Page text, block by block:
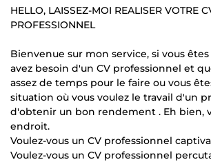
HELLO, LAISSEZ-MOI REALISER VOTRE
PROFESSIONNEL
Bienvenue sur mon service, si vous
avez besoin d'un CV professionnel et
assez de temps pour le faire ou vous
situation où vous voulez le travail d'un
d'obtenir un bon rendement . Eh bien,
endroit.
Voulez-vous un CV professionnel
Voulez-vous un CV professionnel